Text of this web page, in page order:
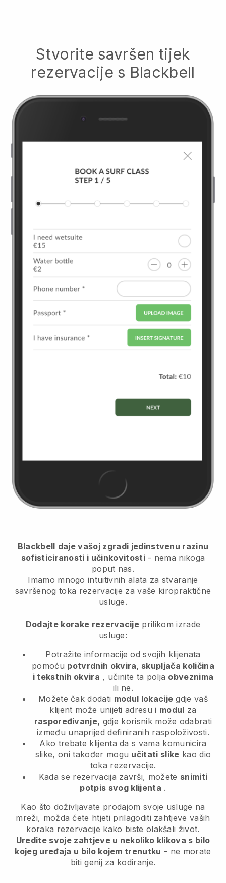
Stvorite savršen tijek
rezervacije s Blackbell
Blackbell daje vašoj zgradi jedinstvenu razinu
sofisticiranosti i učinkovitosti- nema nikoga
poput nas.
Imamo mnogo intuitivnih alata za stvaranje
savršenog toka rezervacije za vaše kiropraktične
usluge.
Dodajte korake rezervacije prilikom izrade
usluge:
Potražite informacije od svojih klijenata
pomoću potvrdnih okvira, skupljača količina
i tekstnih okvira , učinite ta polja obveznima
ili ne.
Možete čak dodati modul lokacije gdje vaš
klijent može unijeti adresu i modul za
raspoređivanje, gdje korisnik može odabrati
između unaprijed definiranih raspoloživosti.
Ako trebate klijenta da s vama komunicira
slike, oni također mogu učitati slike kao dio
toka rezervacije.
Kada se rezervacija završi, možete snimiti
potpis svog klijenta .
Kao što doživljavate prodajom svoje usluge na
mreži, možda ćete htjeti prilagoditi zahtjeve vaših
koraka rezervacije kako biste olakšali život.
Uredite svoje zahtjeve u nekoliko klikova s bilo
kojeg uređaja u bilo kojem trenutku - ne morate
biti genij za kodiranje.